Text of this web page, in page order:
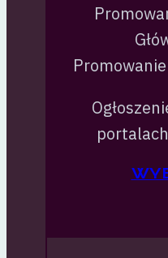
portalach